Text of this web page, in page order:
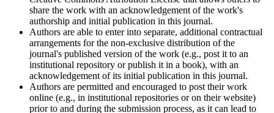
share the work with an acknowledgement of the work's
authorship and initial publication in this journal.
Authors are able to enter into separate, additional contractual
arrangements for the non-exclusive distribution of the
journal's published version of the work (e.g., post it to an
institutional repository or publish it in a book), with an
acknowledgement of its initial publication in this journal.
Authors are permitted and encouraged to post their work
online (e.g., in institutional repositories or on their website)
prior to and during the submission process, as it can lead to